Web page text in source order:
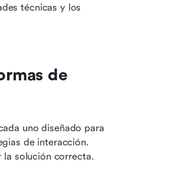
técnicas y los
de
uno diseñado para
de interacción.
la solución correcta.